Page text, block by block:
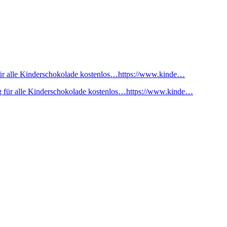
alle Kinderschokolade kostenlos…https://www.kinde…
für alle Kinderschokolade kostenlos…https://www.kinde…